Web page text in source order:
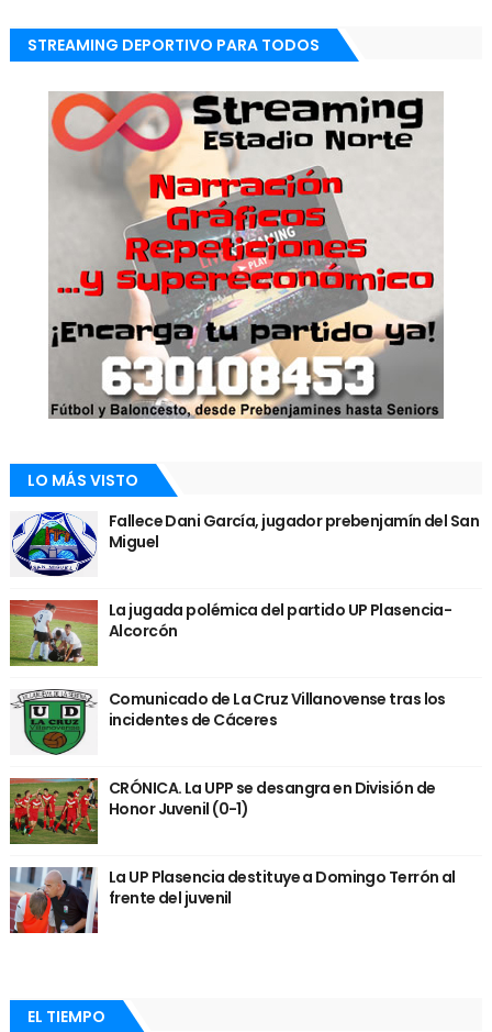
STREAMING DEPORTIVO PARA TODOS
LO MÁS VISTO
Fallece Dani García, jugador prebenjamín del San
Miguel
La jugada polémica del partido UP Plasencia-
Alcorcón
Comunicado de La Cruz Villanovense tras los
incidentes de Cáceres
CRÓNICA. La UPP se desangra en División de
Honor Juvenil (0-1)
La UP Plasencia destituye a Domingo Terrón al
frente del juvenil
EL TIEMPO